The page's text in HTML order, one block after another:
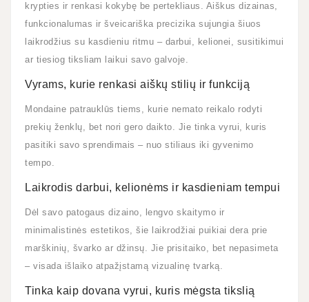
krypties ir renkasi kokybę be pertekliaus. Aiškus dizainas,
funkcionalumas ir šveicariška precizika sujungia šiuos
laikrodžius su kasdieniu ritmu – darbui, kelionei, susitikimui
ar tiesiog tiksliam laikui savo galvoje.
Vyrams, kurie renkasi aiškų stilių ir funkciją
Mondaine patrauklūs tiems, kurie nemato reikalo rodyti
prekių ženklų, bet nori gero daikto. Jie tinka vyrui, kuris
pasitiki savo sprendimais – nuo stiliaus iki gyvenimo
tempo.
Laikrodis darbui, kelionėms ir kasdieniam tempui
Dėl savo patogaus dizaino, lengvo skaitymo ir
minimalistinės estetikos, šie laikrodžiai puikiai dera prie
marškinių, švarko ar džinsų. Jie prisitaiko, bet nepasimeta
– visada išlaiko atpažįstamą vizualinę tvarką.
Tinka kaip dovana vyrui, kuris mėgsta tikslią